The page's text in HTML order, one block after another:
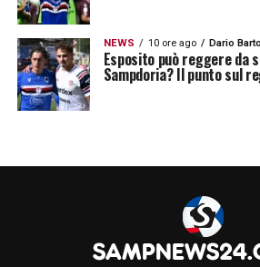
LA PLAYLIST DELLE
NEWS 10 ore ago Dario
Esposito può reggere da
Sampdoria? Il punto sul